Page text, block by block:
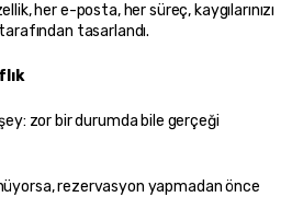
her e-posta, her süreç, kaygılarınızı
tasarlandı.
zor bir durumda bile gerçeği
rezervasyon yapmadan önce